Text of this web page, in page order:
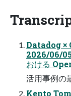
Datadog ×
2026/06/
おける
活⽤事例の
Kento